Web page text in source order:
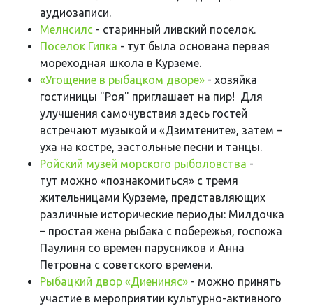
аудиозаписи.
Мелнсилс - cтаринный ливский поселок.
Поселок Гипка - тут была основана первая
мореходная школа в Курземе.
«Угощение в рыбацком дворе» - хозяйка
гостиницы "Роя" приглашает на пир! Для
улучшения самочувствия здесь гостей
встречают музыкой и «Дзимтените», затем –
уха на костре, застольные песни и танцы.
Ройский музей морского рыболовства -
тут можно «познакомиться» с тремя
жительницами Курземе, представляющих
различные исторические периоды: Милдочка
– простая жена рыбака c побережья, госпожа
Паулиня со времен парусников и Анна
Петровна с советского времени.
Рыбацкий двор «Диениняс» - можно принять
участие в мероприятии культурно-активного